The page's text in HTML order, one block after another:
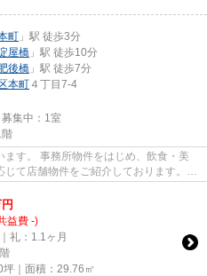
町 」駅 徒歩3分
屋橋 」駅 徒歩10分
後橋 」駅 徒歩7分
本町 ４丁目7-4
集中： 1室
す。 事務所物件をはじめ、飲食・美
て店舗物件をご紹介しております。
円
益費 -)
礼：1.1ヶ月
｜面積：29.76㎡